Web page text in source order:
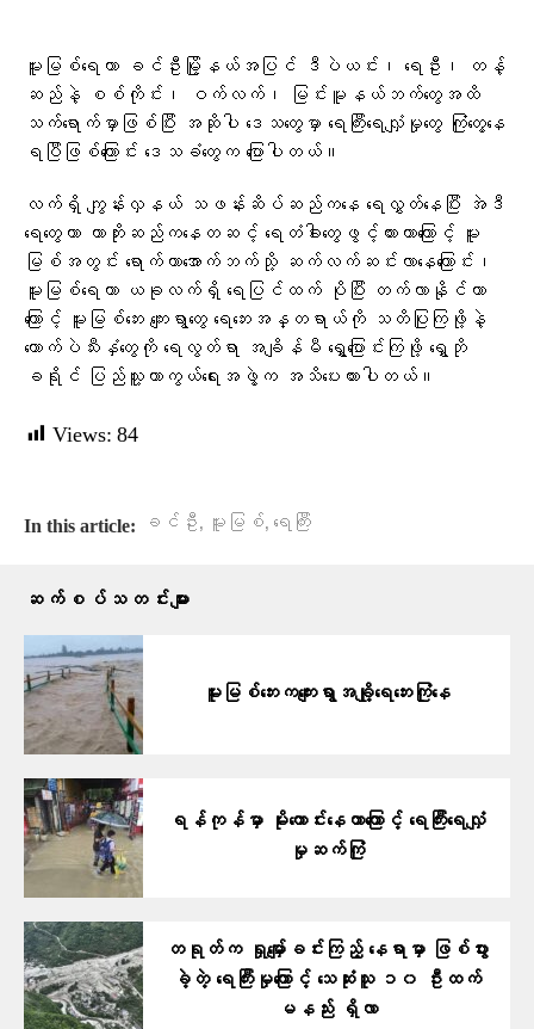
မူးမြစ်ရေဟာ ခင်ဦးမြို့နယ်အပြင် ဒီပဲယင်း၊ ရေဦး၊ တန့်
ဆည်နဲ့ စစ်ကိုင်း၊ ဝက်လက်၊ မြင်းမူနယ်ဘက်တွေအထိ
သက်ရောက်မှာဖြစ်ပြီး အဆိုပါ ဒေသတွေမှာ ရေကြီးရေလျှံမှုတွေ ကြုံတွေ့နေ
ရပြီဖြစ်ကြောင်း ဒေသခံတွေက ပြောပါတယ်​။
လက်ရှိ ကျွန်းလှနယ် သဖန်းဆိပ်ဆည်ကနေ ရေလွှတ်နေပြီး အဲဒီ
ရေတွေဟာ ကာဘိုးဆည်ကနေတဆင့် ရေတံခါးတွေဖွင့်ထားတာကြောင့် မူး
မြစ်အတွင်း ရောက်ကာအောက်ဘက်သို့ ဆက်လက်ဆင်းလာနေကြောင်း၊
မူးမြစ်ရေဟာ ယခုလက်ရှိ ရေပြင်ထက် ပိုပြီး တက်လာနိုင်တာ
ကြောင့် မူးမြစ်ဘေး ကျေးရွာတွေ ရေဘေးအန္တရာယ်ကို သတိပြုကြဖို့နဲ့
ကောက်ပဲသီးနှံတွေကို ရေလွတ်ရာ အချိန်မီ ရွှေ့ပြောင်းကြဖို့ ရွှေဘို
ခရိုင် ပြည်သူ့ကာကွယ်ရေးအဖွဲ့က အသိပေးထားပါတယ်။
Views: 84
In this article: ခင်ဦး, မူးမြစ်, ရေကြီး
ဆက်စပ်သတင်းများ
မူးမြစ်ဘေးကကျေးရွာအချို့ရေဘေးကြုံနေ
ရန်ကုန်မှာ မိုးကောင်းနေတာကြောင့် ရေကြီးရေလျှံ
မှုဆက်ကြုံ
တရုတ်က ရှုမျှော်ခင်းကြည့် နေရာမှာ ဖြစ်ပွား
ခဲ့တဲ့ ရေကြီးမှုကြောင့် သေဆုံးသူ ၁၀ ဦးထက်
မနည်း ရှိလာ